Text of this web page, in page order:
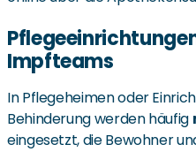
Impfteams
In Pflegeheimen oder
Behinderung werden häufig
eingesetzt, die Bewohner